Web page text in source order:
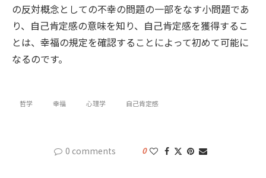
の反対概念としての不幸の問題の一部をなす小問題であ
り、自己肯定感の意味を知り、自己肯定感を獲得するこ
とは、幸福の規定を確認することによって初めて可能に
なるのです。
哲学 幸福 心理学 自己肯定感
0 comments 0